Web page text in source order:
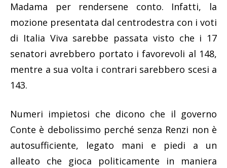
Madama per rendersene conto. Infatti, la
mozione presentata dal centrodestra con i voti
di Italia Viva sarebbe passata visto che i 17
senatori avrebbero portato i favorevoli al 148,
mentre a sua volta i contrari sarebbero scesi a
143.
Numeri impietosi che dicono che il governo
Conte è debolissimo perché senza Renzi non è
autosufficiente, legato mani e piedi a un
alleato che gioca politicamente in maniera